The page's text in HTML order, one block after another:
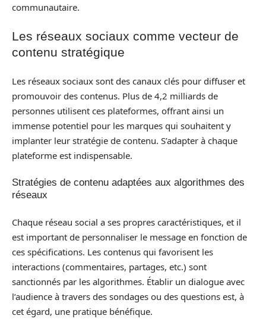
communautaire.
Les réseaux sociaux comme vecteur de
contenu stratégique
Les réseaux sociaux sont des canaux clés pour diffuser et
promouvoir des contenus. Plus de 4,2 milliards de
personnes utilisent ces plateformes, offrant ainsi un
immense potentiel pour les marques qui souhaitent y
implanter leur stratégie de contenu. S’adapter à chaque
plateforme est indispensable.
Stratégies de contenu adaptées aux algorithmes des
réseaux
Chaque réseau social a ses propres caractéristiques, et il
est important de personnaliser le message en fonction de
ces spécifications. Les contenus qui favorisent les
interactions (commentaires, partages, etc.) sont
sanctionnés par les algorithmes. Établir un dialogue avec
l’audience à travers des sondages ou des questions est, à
cet égard, une pratique bénéfique.